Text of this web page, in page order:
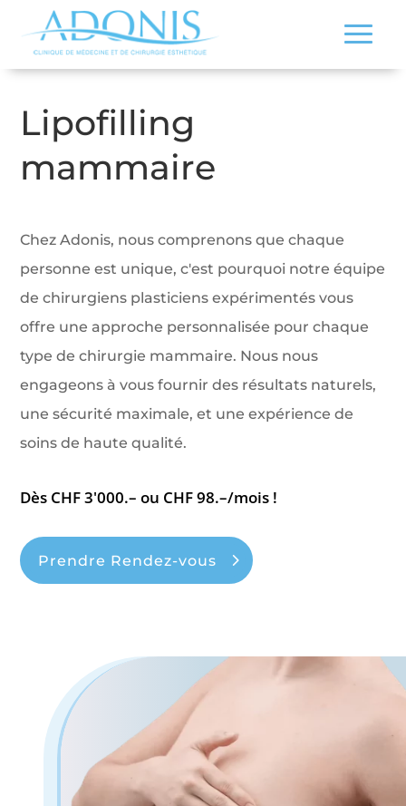
Lipofilling
mammaire
Chez Adonis, nous comprenons que chaque
personne est unique, c'est pourquoi notre équipe
de chirurgiens plasticiens expérimentés vous
offre une approche personnalisée pour chaque
type de chirurgie mammaire. Nous nous
engageons à vous fournir des résultats naturels,
une sécurité maximale, et une expérience de
soins de haute qualité.
Dès CHF 3'000.– ou CHF 98.–/mois !
Prendre Rendez-vous